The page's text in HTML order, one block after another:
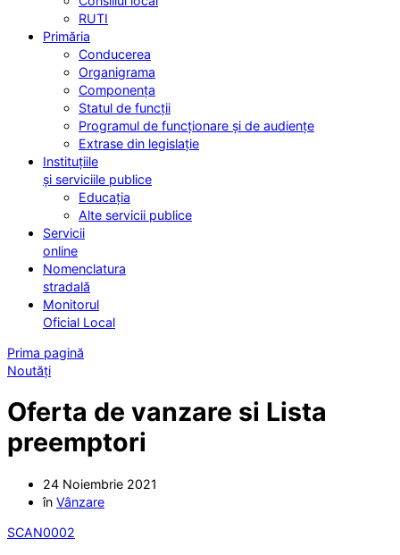
RUTI
Primăria
Conducerea
Organigrama
Componența
Statul de funcții
Programul de funcționare și de audiențe
Extrase din legislație
Instituțiile
și serviciile publice
Educația
Alte servicii publice
Servicii
online
Nomenclatura
stradală
Monitorul
Oficial Local
Prima pagină
Noutăți
Oferta de vanzare si Lista
preemptori
24 Noiembrie 2021
în Vânzare
SCAN0002